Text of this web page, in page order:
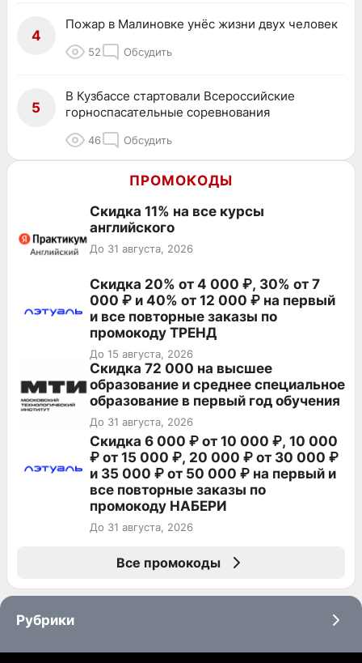
4
Пожар в Малиновке унёс жизни двух человек
52 Обсудить
5
В Кузбассе стартовали Всероссийские
горноспасательные соревнования
46 Обсудить
ПРОМОКОДЫ
Скидка 11% на все курсы
английского
До 31 августа, 2026
Скидка 20% от 4 000 ₽, 30% от 7
000 ₽ и 40% от 12 000 ₽ на первый
и все повторные заказы по
промокоду ТРЕНД
До 15 августа, 2026
Скидка 72 000 на высшее
образование и среднее специальное
образование в первый год обучения
До 31 августа, 2026
Скидка 6 000 ₽ от 10 000 ₽, 10 000
₽ от 15 000 ₽, 20 000 ₽ от 30 000 ₽
и 35 000 ₽ от 50 000 ₽ на первый и
все повторные заказы по
промокоду НАБЕРИ
До 31 августа, 2026
Все промокоды
Рубрики